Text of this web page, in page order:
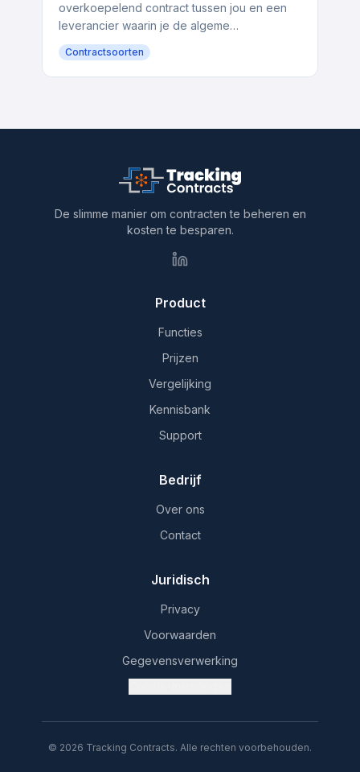
overkoepelend contract tussen jou en een
leverancier waarin je de algeme…
Contractsoorten
De slimme manier om contracten te beheren en
kosten te besparen.
Product
Functies
Prijzen
Vergelijking
Kennisbank
Support
Bedrijf
Over ons
Contact
Juridisch
Privacy
Voorwaarden
Gegevensverwerking
© 2026 Tracking Contracts. Alle rechten voorbehouden.